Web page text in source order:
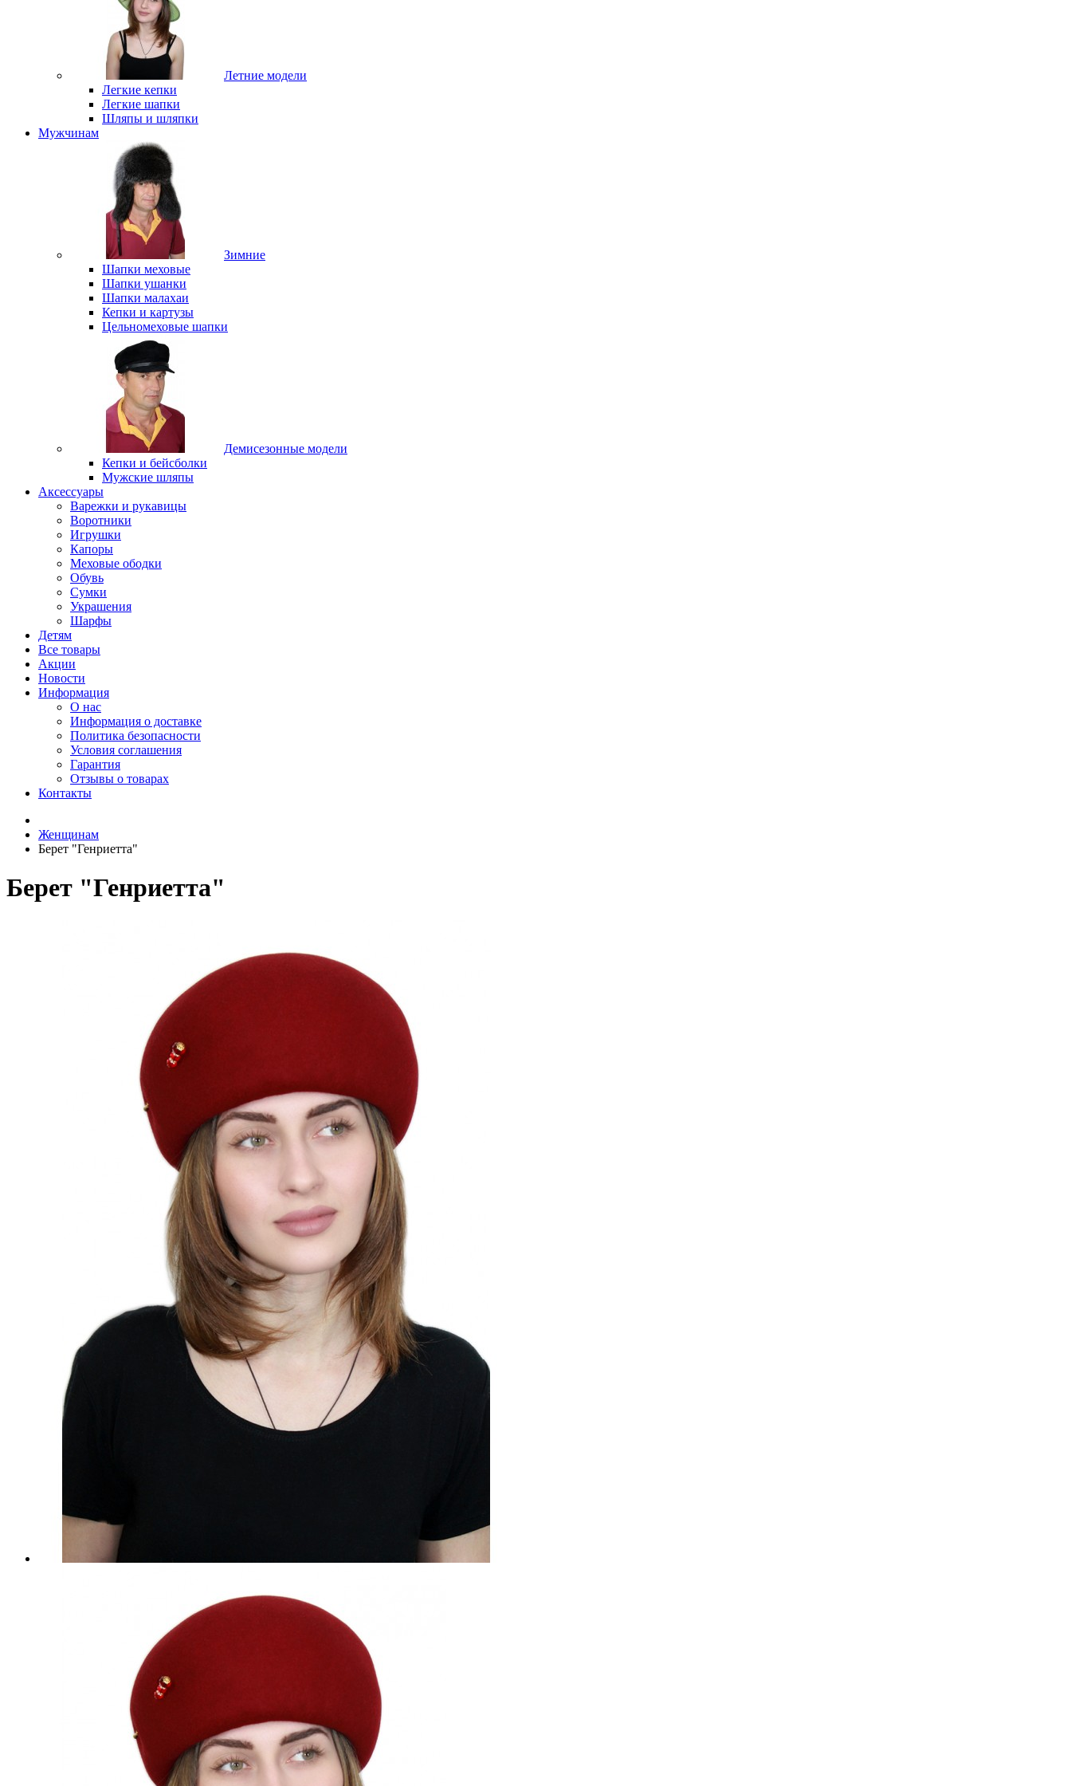
Летние модели
Легкие кепки
Легкие шапки
Шляпы и шляпки
Мужчинам
Зимние
Шапки меховые
Шапки ушанки
Шапки малахаи
Кепки и картузы
Цельномеховые шапки
Демисезонные модели
Кепки и бейсболки
Мужские шляпы
Аксессуары
Варежки и рукавицы
Воротники
Игрушки
Капоры
Меховые ободки
Обувь
Сумки
Украшения
Шарфы
Детям
Все товары
Акции
Новости
Информация
О нас
Информация о доставке
Политика безопасности
Условия соглашения
Гарантия
Отзывы о товарах
Контакты
Женщинам
Берет "Генриетта"
Берет "Генриетта"